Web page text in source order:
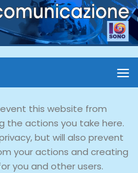
this website from
the actions you take here.
but will also prevent
your actions and creating
you and other users.